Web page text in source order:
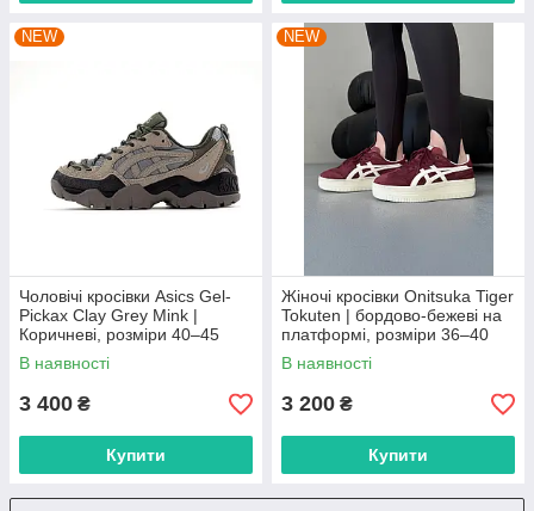
NEW
Чоловічі кросівки Asics Gel-
Pickax Clay Grey Mink |
Коричневі, розміри 40–45
В наявності
3 400 ₴
Купити
NEW
Жіночі кросівки Onitsuka Tiger
Tokuten | бордово-бежеві на
платформі, розміри 36–40
В наявності
3 200 ₴
Купити